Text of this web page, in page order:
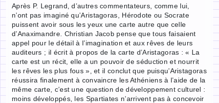
Après P. Legrand, d’autres commentateurs, comme lui,
n’ont pas imaginé qu’Aristagoras, Hérodote ou Socrate
puissent avoir sous les yeux une carte autre que celle
d’Anaximandre. Christian Jacob pense que tous faisaient
appel pour le détail à l’imagination et aux rêves de leurs
auditeurs ; il écrit à propos de la carte d’Aristagoras : « La
carte est un récit, elle a un pouvoir de séduction et nourrit
les rêves les plus fous », et il conclut que puisqu’Aristagoras
réussira finalement à convaincre les Athéniens à l’aide de la
même carte, c’est une question de développement culturel :
moins développés, les Spartiates n’arrivent pas à concevoir